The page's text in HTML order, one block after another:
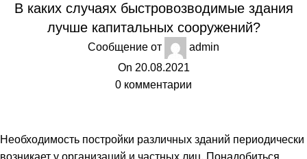
В каких случаях быстровозводимые здания
лучше капитальных сооружений?
Сообщение от
admin
On 20.08.2021
0 комментарии
Необходимость постройки различных зданий периодически
возникает у организаций и частных лиц. Понадобиться